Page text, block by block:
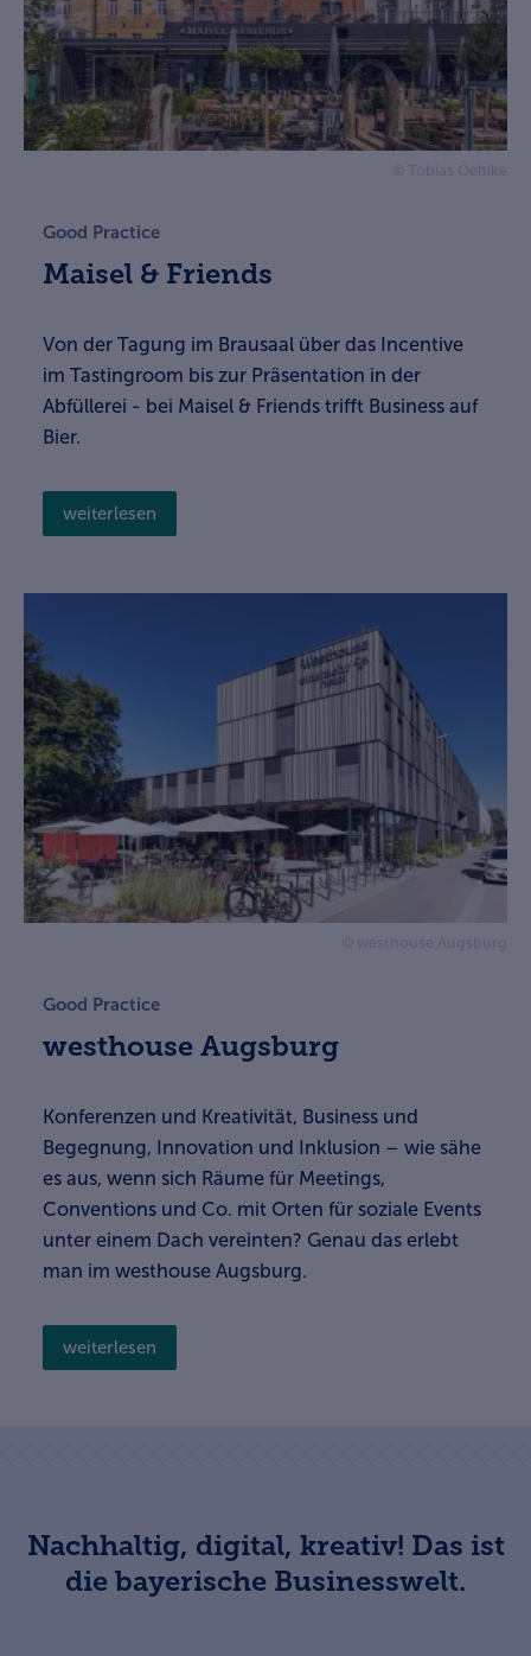
Good Practice
Maisel & Friends
Von der Tagung im Brausaal über das Incentive
im Tastingroom bis zur Präsentation in der
Abfüllerei - bei Maisel & Friends trifft Business auf
Bier.
weiterlesen
Good Practice
westhouse Augsburg
Konferenzen und Kreativität, Business und
Begegnung, Innovation und Inklusion – wie sähe
es aus, wenn sich Räume für Meetings,
Conventions und Co. mit Orten für soziale Events
unter einem Dach vereinten? Genau das erlebt
man im westhouse Augsburg.
weiterlesen
Nachhaltig, digital, kreativ! Das ist
die bayerische Businesswelt.